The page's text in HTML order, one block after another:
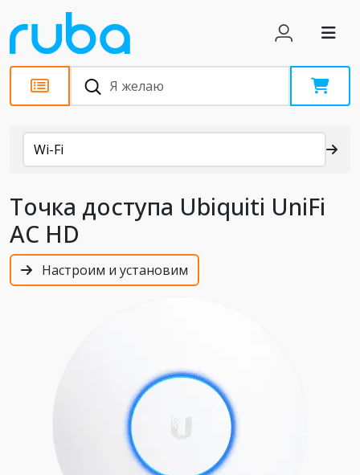
Каталог
Wi-Fi
Точка доступа Ubiquiti UniFi
AC HD
Настроим и установим